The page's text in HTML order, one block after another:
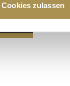
Präferenzen im
anbieten zu
diese
Cookies zulassen